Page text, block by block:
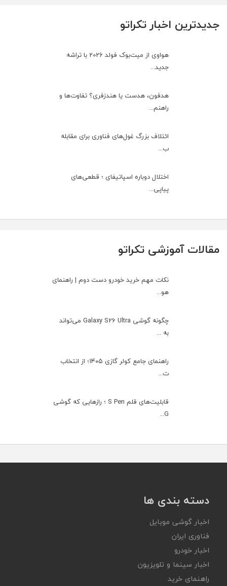
جدیدترین اخبار تکراتو
هواوی از میت‌بوک فولد 2026 با تراشه
جدید...
هدفون، هدست یا هندزفری؟ تفاوت‌ها و
راهنم...
ائتلاف بزرگ غول‌های فناوری برای مقابله
ب...
اختلال دوباره اسپاتیفای ؛ قطعی‌های
پیاپی...
مقالات آموزشی تکراتو
نکات مهم خرید خودرو دست دوم | راهنمای
هو...
چگونه گوشی Galaxy S26 Ultra می‌تواند
به ...
راهنمای جامع کولر گازی ۱۴۰۵؛ از انتخاب
ت...
قابلیت‌های قلم S Pen ؛ رازهایی که گوشی
G...
دسته بندی ها
اخبار گوشی موبایل
فناوری ایران
اخبار خودرو
اخبار سینما و تلویزیون
راهنمای خرید